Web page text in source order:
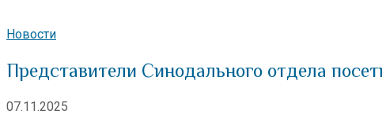
Новости
Представители Синодального отдела
07.11.2025